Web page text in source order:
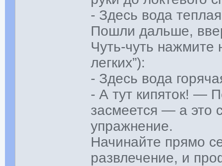
- Здесь вода
Пошли дальше,
Чуть-чуть нажмите
легких”):
- Здесь вода
- А тут кипяток! —
засмеется — а это
упражнение.
Начинайте прямо
развлечение, и